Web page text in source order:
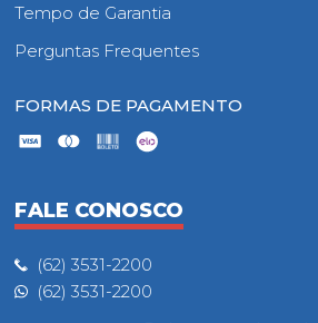
Tempo de Garantia
Perguntas Frequentes
FORMAS DE PAGAMENTO
FALE CONOSCO
(62) 3531-2200
(62) 3531-2200